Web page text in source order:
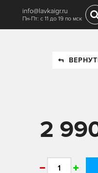
info@lavkaigr.ru
Пн-Пт: с 11 до 19 по мск
2